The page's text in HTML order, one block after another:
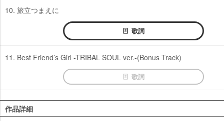
10. 旅立つまえに
歌詞
11. Best Friend’s Girl -TRIBAL SOUL ver.-(Bonus Track)
歌詞
作品詳細